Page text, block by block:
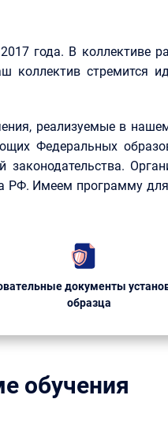
года. В коллективе
стремится
реализуемые в
Федеральных
РФ. Имеем программу
документы
образца
обучения